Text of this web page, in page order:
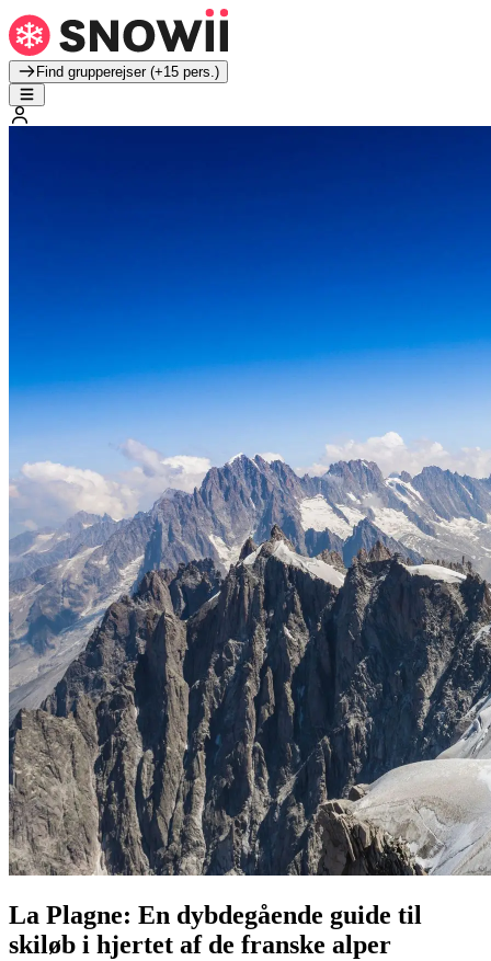
Find grupperejser (+15 pers.)
La Plagne: En dybdegående guide til
skiløb i hjertet af de franske alper